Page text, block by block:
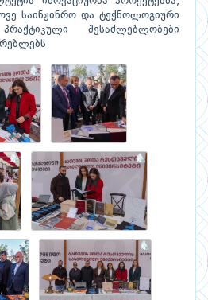
საინჟინრო და ტექნოლოგიური
პრაქტიკული შესაძლებლობები